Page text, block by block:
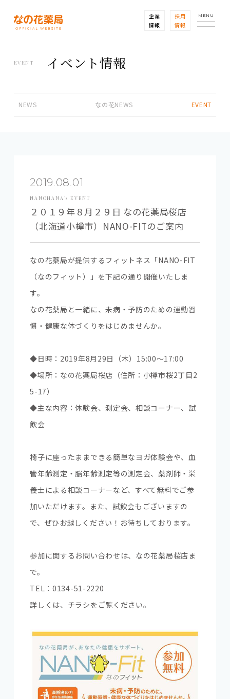
企業
情報
採用
情報
MENU
EVENT イベント情報
NEWS なの花NEWS EVENT
2019.08.01
NANOHANA’s EVENT
２０１９年８月２９日 なの花薬局桜店
（北海道小樽市）NANO-FITのご案内
なの花薬局が提供するフィットネス「NANO-FIT
（なのフィット）」を下記の通り開催いたしま
す。
なの花薬局と一緒に、未病・予防のための運動習
慣・健康な体づくりをはじめませんか。
◆日時：2019年8月29日（木）15:00～17:00
◆場所：なの花薬局桜店（住所：小樽市桜2丁目2
5-17）
◆主な内容：体験会、測定会、相談コーナー、試
飲会
椅子に座ったままできる簡単なヨガ体験会や、血
管年齢測定・脳年齢測定等の測定会、薬剤師・栄
養士による相談コーナーなど、すべて無料でご参
加いただけます。また、試飲会もございますの
で、ぜひお越しください！お待ちしております。
参加に関するお問い合わせは、なの花薬局桜店ま
で。
TEL：0134-51-2220
詳しくは、チラシをご覧ください。